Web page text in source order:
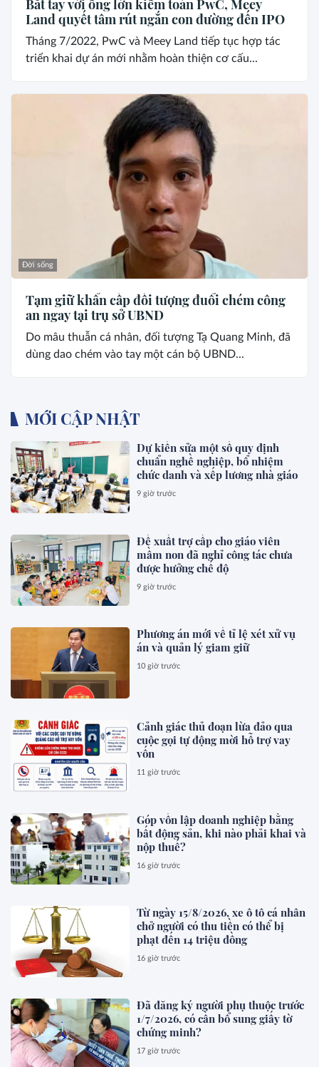
Bắt tay với ông lớn kiểm toán PwC, Meey
Land quyết tâm rút ngắn con đường đến IPO
Tháng 7/2022, PwC và Meey Land tiếp tục hợp tác
triển khai dự án mới nhằm hoàn thiện cơ cấu...
Đời sống
Tạm giữ khẩn cấp đối tượng đuổi chém công
an ngay tại trụ sở UBND
Do mâu thuẫn cá nhân, đối tượng Tạ Quang Minh, đã
dùng dao chém vào tay một cán bộ UBND...
MỚI CẬP NHẬT
Dự kiến sửa một số quy định
chuẩn nghề nghiệp, bổ nhiệm
chức danh và xếp lương nhà giáo
9 giờ trước
Đề xuất trợ cấp cho giáo viên
mầm non đã nghỉ công tác chưa
được hưởng chế độ
9 giờ trước
Phương án mới về tỉ lệ xét xử vụ
án và quản lý giam giữ
10 giờ trước
Cảnh giác thủ đoạn lừa đảo qua
cuộc gọi tự động mời hỗ trợ vay
vốn
11 giờ trước
Góp vốn lập doanh nghiệp bằng
bất động sản, khi nào phải khai và
nộp thuế?
16 giờ trước
Từ ngày 15/8/2026, xe ô tô cá nhân
chở người có thu tiền có thể bị
phạt đến 14 triệu đồng
16 giờ trước
Đã đăng ký người phụ thuộc trước
1/7/2026, có cần bổ sung giấy tờ
chứng minh?
17 giờ trước